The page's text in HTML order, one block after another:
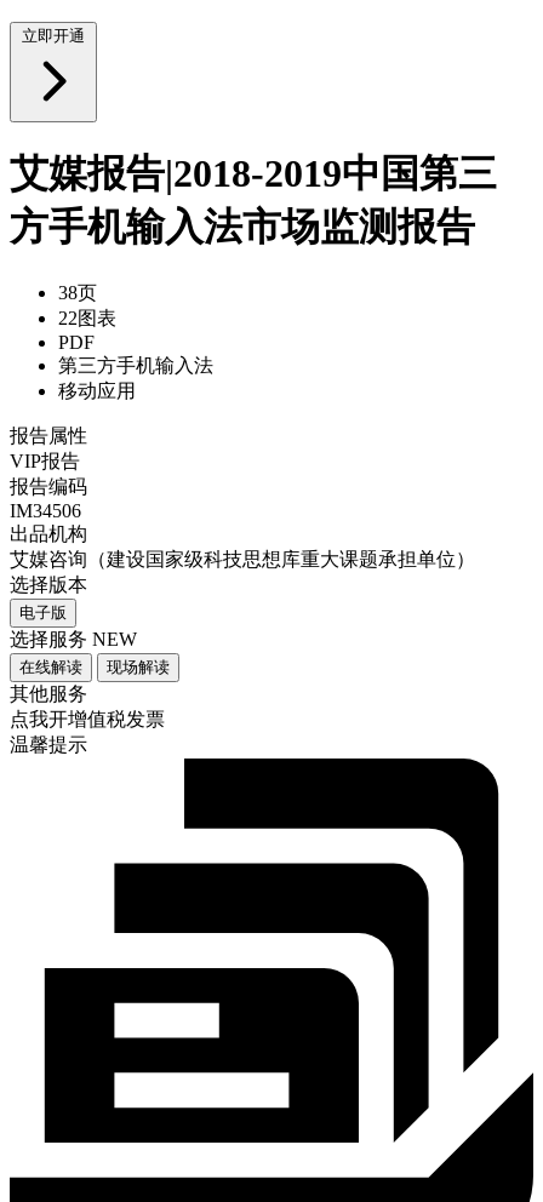
立即开通
艾媒报告|2018-2019中国第三
方手机输入法市场监测报告
38页
22图表
PDF
第三方手机输入法
移动应用
报告属性
VIP报告
报告编码
IM34506
出品机构
艾媒咨询（建设国家级科技思想库重大课题承担单位）
选择版本
电子版
选择服务 NEW
在线解读 现场解读
其他服务
点我开增值税发票
温馨提示